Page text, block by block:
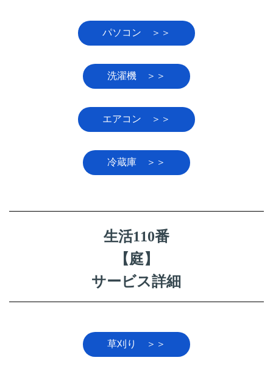
パソコン ＞＞
洗濯機 ＞＞
エアコン ＞＞
冷蔵庫 ＞＞
生活110番
【庭】
サービス詳細
草刈り ＞＞